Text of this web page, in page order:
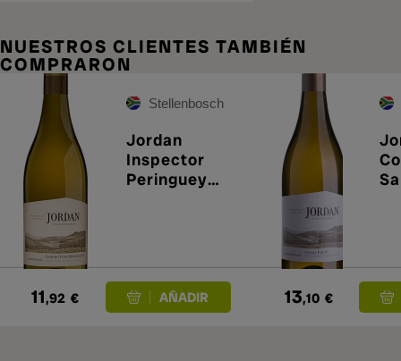
NUESTROS CLIENTES TAMBIÉN
COMPRARON
Stellenbosch
Jordan
Inspector
Peringuey
11,92 € 13,10 €